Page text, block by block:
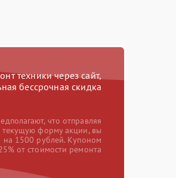
техники через сайт,
бессрочная скидка
что отправляя
текущую форму акции, вы
на 1500 рублей. Купоном
от стоимости ремонта